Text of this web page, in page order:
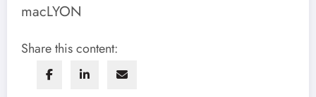
macLYON
Share this content: